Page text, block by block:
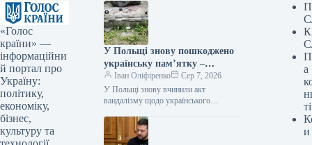
«Голос
країни» —
інформаційни
й портал про
Україну:
політику,
економіку,
бізнес,
культуру та
У Польщі знову пошкоджено
українську пам’ятку –
посольство вимагає від влади
вжити заходів
Іван Оліфіренко
Сер 7, 2026
У Польщі знову вчинили акт
вандалізму щодо українського
реакції влади Фото 06.08.2026 14:26
Укрінформ Посольство України…
а
ті
и